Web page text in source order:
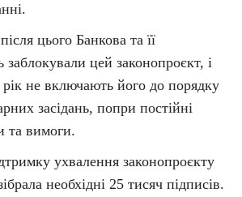
цього Банкова та її
заблокували цей законопроєкт, і
не включають його до порядку
засідань, попри постійні
та вимоги.
ухвалення законопроєкту
необхідні 25 тисяч підписів.